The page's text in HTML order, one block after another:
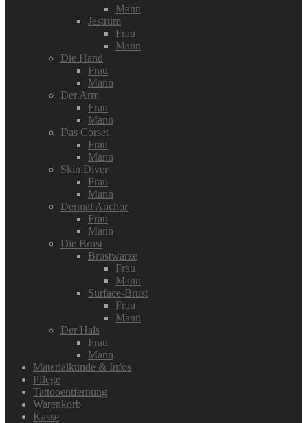
Mann
Jestrum
Frau
Mann
Die Hand
Frau
Mann
Der Arm
Frau
Mann
Das Corset
Frau
Mann
Skin Diver
Frau
Mann
Dermal Anchor
Frau
Mann
Die Brust
Brustwarze
Frau
Mann
Surface-Brust
Frau
Mann
Der Hals
Frau
Mann
Materialkunde & Infos
Pflege
Tattooentfernung
Warenkorb
Kasse